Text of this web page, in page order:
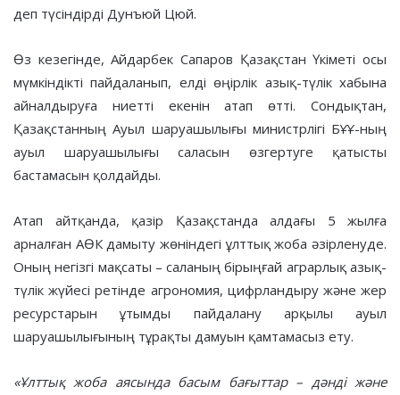
деп түсіндірді Дунъюй Цюй.
Өз кезегінде, Айдарбек Сапаров Қазақстан Үкіметі осы
мүмкіндікті пайдаланып, елді өңірлік азық-түлік хабына
айналдыруға ниетті екенін атап өтті. Сондықтан,
Қазақстанның Ауыл шаруашылығы министрлігі БҰҰ-ның
ауыл шаруашылығы саласын өзгертуге қатысты
бастамасын қолдайды.
Атап айтқанда, қазір Қазақстанда алдағы 5 жылға
арналған АӨК дамыту жөніндегі ұлттық жоба әзірленуде.
Оның негізгі мақсаты – саланың бірыңғай аграрлық азық-
түлік жүйесі ретінде агрономия, цифрландыру және жер
ресурстарын ұтымды пайдалану арқылы ауыл
шаруашылығының тұрақты дамуын қамтамасыз ету.
«Ұлттық жоба аясында басым бағыттар – дәнді және